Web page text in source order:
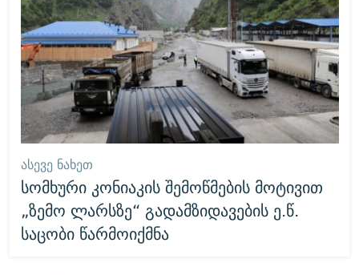
ᲐᲡᲔᲕᲔ ᲜᲐᲮᲔᲗ
სომხური კონიაკის შემოწმების მოტივით
„ზემო ლარსზე“ გადამზიდავების ე.წ.
საცობი წარმოიქმნა